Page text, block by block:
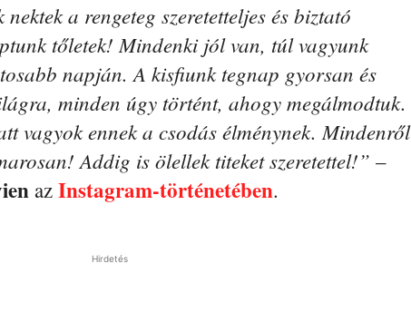
a rengeteg szeretetteljes és biztató
tőletek! Mindenki jól van, túl vagyunk
napján. A kisfiunk tegnap gyorsan és
minden úgy történt, ahogy megálmodtuk.
vagyok ennek a csodás élménynek. Mindenről
Addig is ölellek titeket szeretettel!” –
az Instagram-történetében.
Hirdetés